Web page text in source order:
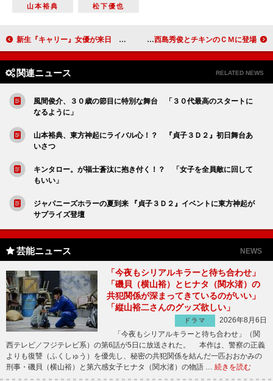
山本裕典 松下優也
新生『キャリー』女優が来日 すでに原宿で買い物も 竹内結子「クリスマスはいつもチキン」 西島秀俊とチキンのＣＭに登場
関連ニュース RELATED NEWS
風間俊介、３０歳の節目に特別な舞台 「３０代最高のスタートに
なるように」
山本裕典、東方神起にライバル心！？ 『貞子３Ｄ２』初日舞台あ
いさつ
キンタロー。が福士蒼汰に抱き付く！？ 「女子を全員敵に回して
もいい」
ジャパニーズホラーの夏到来 『貞子３Ｄ２』イベントに東方神起が
サプライズ登壇
芸能ニュース NEWS
「今夜もシリアルキラーと待ち合わせ」
「磯貝（横山裕）とヒナタ（関水渚）の
共犯関係が深まってきているのがいい」
「縦山裕二さんのグッズ欲しい」
ドラマ
2026年8月6日
「今夜もシリアルキラーと待ち合わせ」（関
西テレビ／フジテレビ系）の第6話が5日に放送された。 本作は、警察の正義
よりも復讐（ふくしゅう）を優先し、秘密の共犯関係を結んだ一匹おおかみの
刑事・磯貝（横山裕）と第六感女子ヒナタ（関水渚）の物語 … 続きを読む